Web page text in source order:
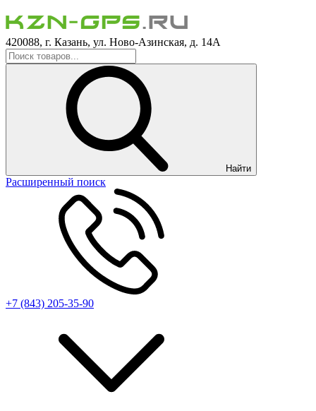
420088, г. Казань, ул. Ново-Азинская, д. 14А
Найти
Расширенный поиск
+7 (843) 205-35-90